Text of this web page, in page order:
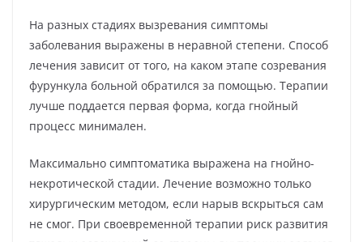
На разных стадиях вызревания симптомы
заболевания выражены в неравной степени. Способ
лечения зависит от того, на каком этапе созревания
фурункула больной обратился за помощью. Терапии
лучше поддается первая форма, когда гнойный
процесс минимален.
Максимально симптоматика выражена на гнойно-
некротической стадии. Лечение возможно только
хирургическим методом, если нарыв вскрыться сам
не смог. При своевременной терапии риск развития